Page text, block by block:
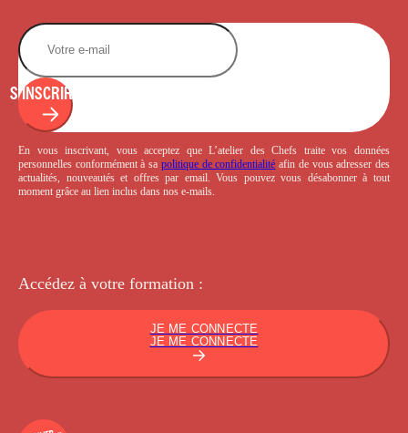
S'INSCRIRE
En vous inscrivant, vous acceptez que L’atelier des Chefs traite vos données
personnelles conformément à sa politique de confidentialité afin de vous adresser des
actualités, nouveautés et offres par email. Vous pouvez vous désabonner à tout
moment grâce au lien inclus dans nos e-mails.
Accédez à votre formation :
JE ME CONNECTE
JE ME CONNECTE